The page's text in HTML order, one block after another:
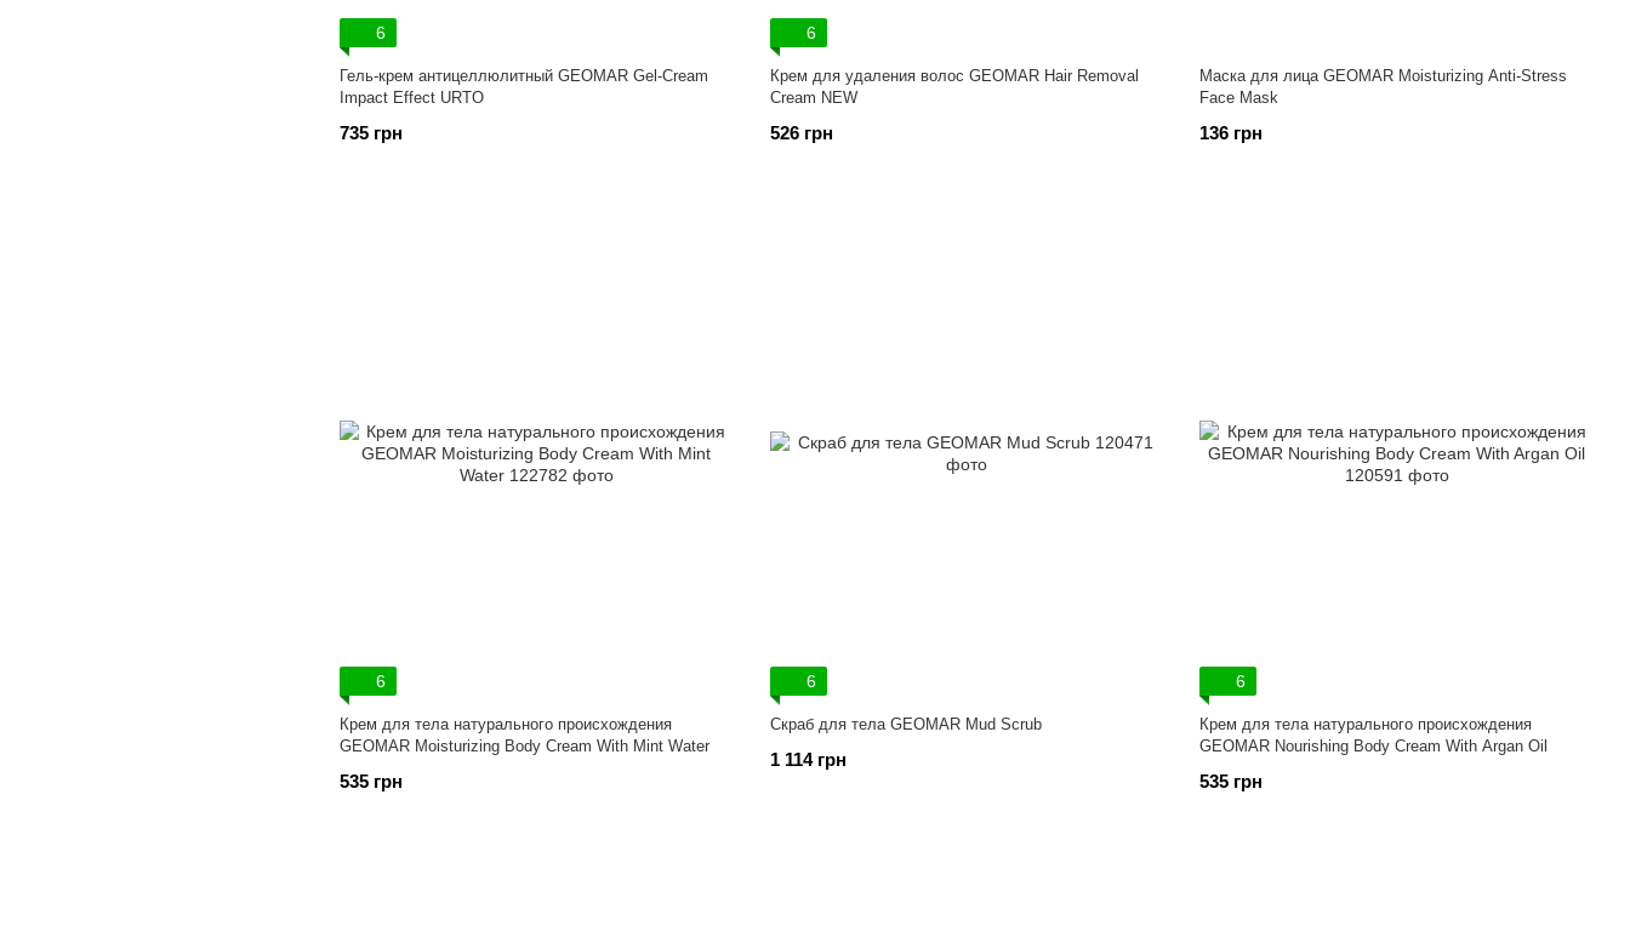
6
Гель-крем антицеллюлитный GEOMAR Gel-Cream
Impact Effect URTO
735 грн
6
Крем для удаления волос GEOMAR Hair Removal
Cream NEW
526 грн
Маска для лица GEOMAR Moisturizing Anti-Stress
Face Mask
136 грн
6
Крем для тела натурального происхождения
GEOMAR Moisturizing Body Cream With Mint Water
535 грн
6
Скраб для тела GEOMAR Mud Scrub
1 114 грн
6
Крем для тела натурального происхождения
GEOMAR Nourishing Body Cream With Argan Oil
535 грн